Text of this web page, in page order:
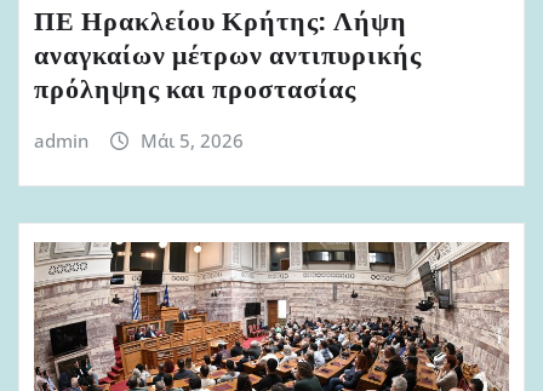
ΠΕ Ηρακλείου Κρήτης: Λήψη
αναγκαίων μέτρων αντιπυρικής
πρόληψης και προστασίας
admin Μάι 5, 2026